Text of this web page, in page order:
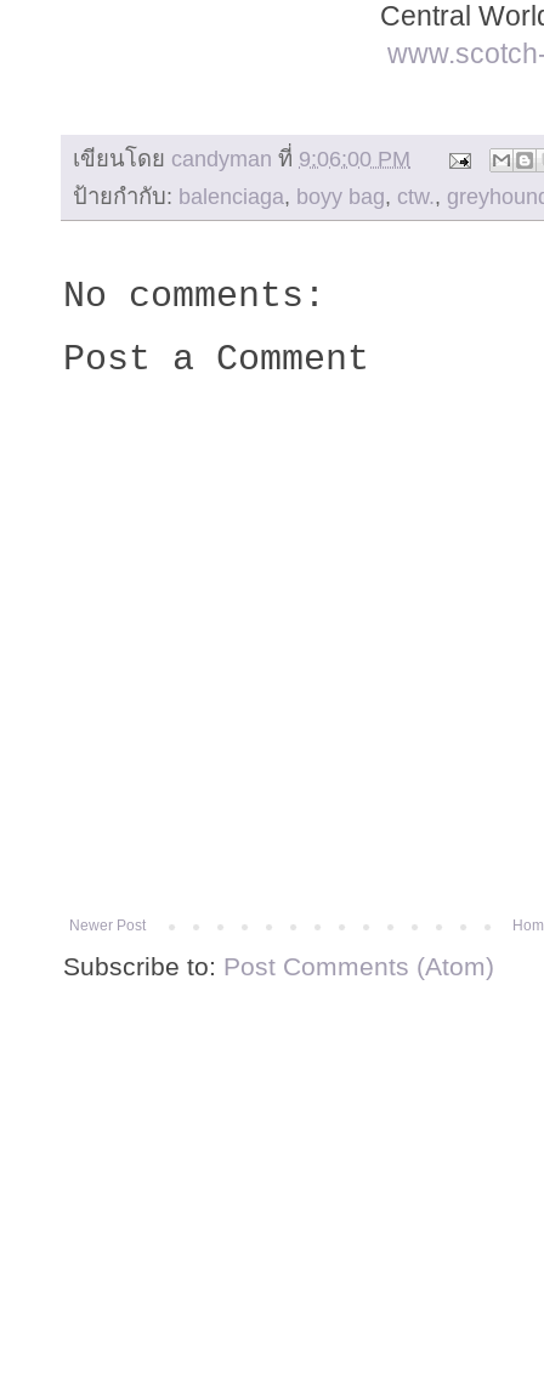
Central
เขียนโดย candyman ที่ 9:06:00 PM
ป้ายกำกับ: balenciaga, boyy bag, ctw.,
No comments:
Post a Comment
Newer Post
Subscribe to: Post Comments (Atom)